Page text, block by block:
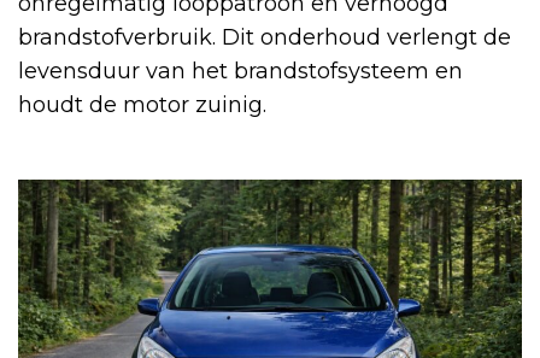
brandstofverbruik. Dit onderhoud verlengt de
levensduur van het brandstofsysteem en
houdt de motor zuinig.